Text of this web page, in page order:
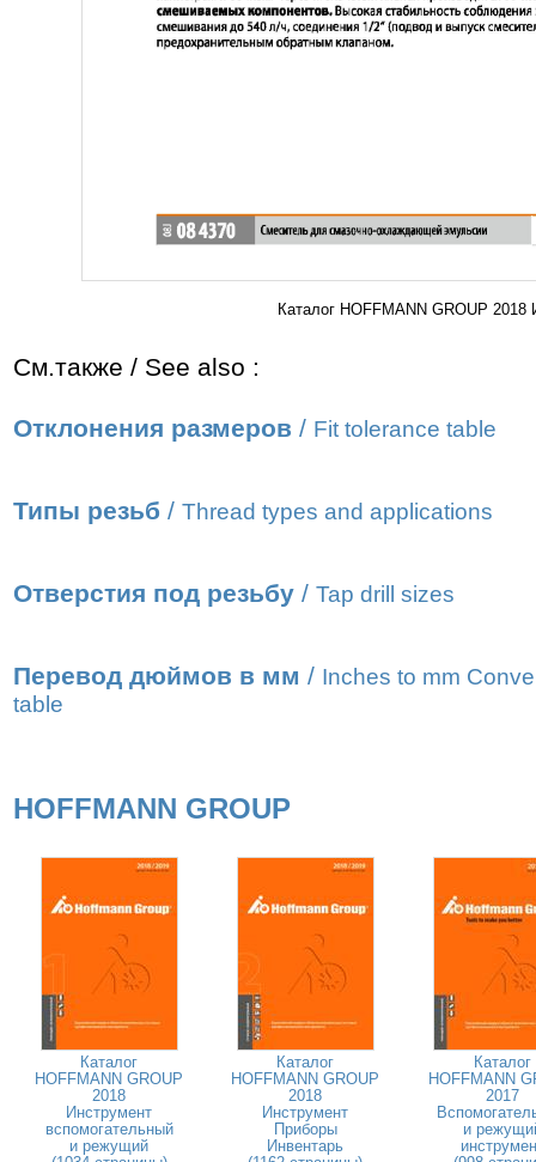
Каталог HOFFMANN GROUP
См.также / See also :
Отклонения размеров / Fit tolerance table
Типы резьб / Thread types and applications
Отверстия под резьбу / Tap drill sizes
Перевод дюймов в мм / Inches to mm
table
HOFFMANN GROUP
Каталог
HOFFMANN GROUP
2018
Инструмент
вспомогательный
и режущий
Каталог
HOFFMANN GROUP
2018
Инструмент
Приборы
Инвентарь
Каталог
HOFFMANN
2017
и